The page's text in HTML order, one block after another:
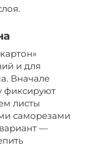
и для
Вначале
фиксируют
листы
саморезами
—